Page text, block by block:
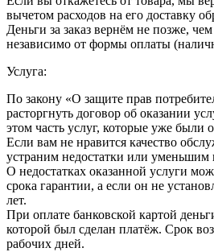
вычетом расходов на его доставку
Деньги за заказ вернём не позже,
независимо от формы оплаты
Услуга:
По закону «О защите прав
расторгнуть договор об оказании
этом часть услуг, которые уже были
Если вам не нравится качество
устраним недостатки или уменьшим
О недостатках оказанной услуги
срока гарантии, а если он не
лет.
При оплате банковской картой
которой был сделан платёж. Срок
рабочих дней.